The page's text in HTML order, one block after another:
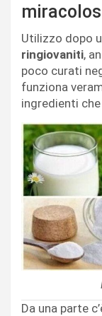
Utilizzo dopo
ringiovaniti,
poco curati
funziona
ingredienti
Da una parte